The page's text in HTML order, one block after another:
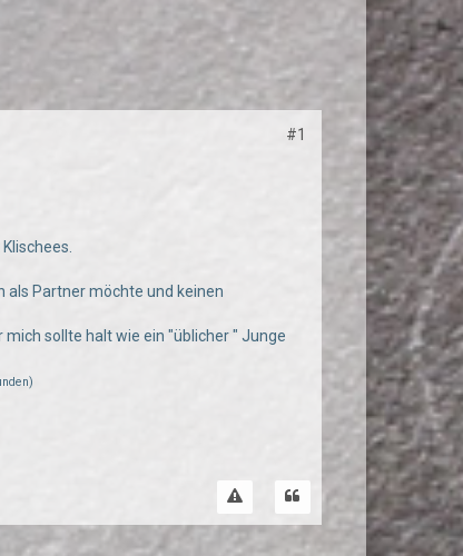
#1
als Partner möchte und keinen
sollte halt wie ein "üblicher " Junge